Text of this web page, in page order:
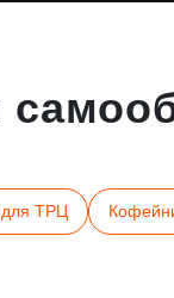
ТРЦ